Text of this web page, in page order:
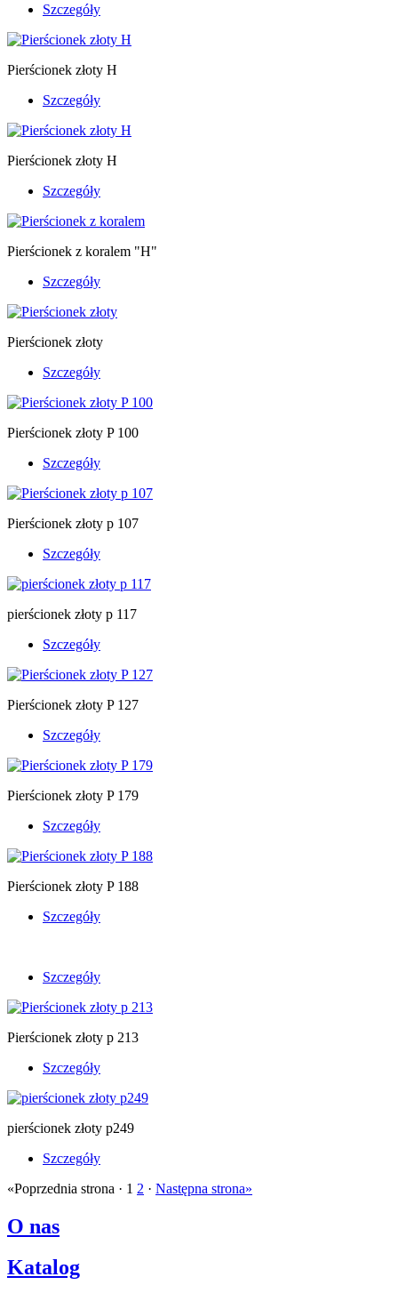
Szczegóły
Pierścionek złoty H
Szczegóły
Pierścionek złoty H
Szczegóły
Pierścionek z koralem "H"
Szczegóły
Pierścionek złoty
Szczegóły
Pierścionek złoty P 100
Szczegóły
Pierścionek złoty p 107
Szczegóły
pierścionek złoty p 117
Szczegóły
Pierścionek złoty P 127
Szczegóły
Pierścionek złoty P 179
Szczegóły
Pierścionek złoty P 188
Szczegóły
Szczegóły
Pierścionek złoty p 213
Szczegóły
pierścionek złoty p249
Szczegóły
«Poprzednia strona · 1 2 · Następna strona»
O nas
Katalog